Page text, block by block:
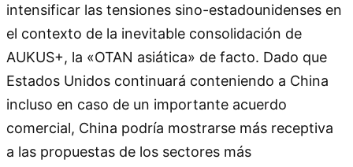
intensificar las tensiones sino-estadounidenses en
el contexto de la inevitable consolidación de
AUKUS+, la «OTAN asiática» de facto. Dado que
Estados Unidos continuará conteniendo a China
incluso en caso de un importante acuerdo
comercial, China podría mostrarse más receptiva
a las propuestas de los sectores más